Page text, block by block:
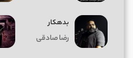
بدهکار
رضا صادقی